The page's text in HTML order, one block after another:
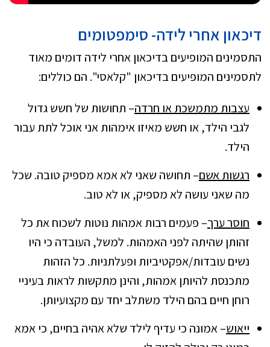
דיכאון אחרי לידה- סימפטומים
התסמינים המופיעים בדיכאון אחרי לידה דומים מאוד
לתסמינים המופיעים בדיכאון "קלאסי". הם כוללים:
עצבות מתמשכת או חרדה– תחושות של חשש גדול
לגבי הילד, או חשש מאיזו אימהות אני אוכל לתת עבור
הילד.
רגשות אשם– תחושה שאני לא אמא מספיק טובה. שכל
מה שאני עושה לא מספיק, או לא טוב.
חוסר ערך– פעמים רבות אמהות נוטות לשכוח את כל
זהותן שהיתה לפני האמהות. למשל, העובדה כי היו
נשים עובדות/אפקטיביות ופעלתניות. כל הזהות
מתכנסת להיותן אמהות, והינן מתקשות לראות בעיניי
רוחן חיים בהם הילד משתלב יחד עם מקצועיותן.
ייאוש– אמונה כי עדיף לילד שלא אהיה בחיים, כי אמא